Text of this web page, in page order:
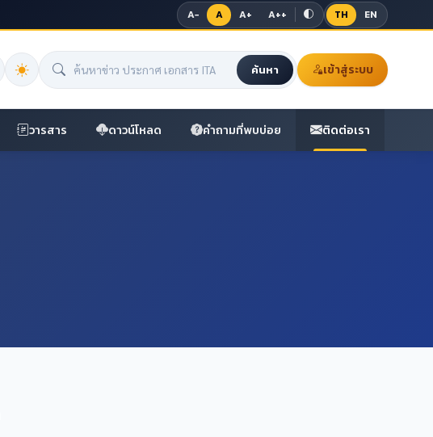
A− A A+ A++ TH EN
ค้นหา เข้าสู่ระบบ
วารสาร ดาวน์โหลด คำถามที่พบบ่อย ติดต่อเรา